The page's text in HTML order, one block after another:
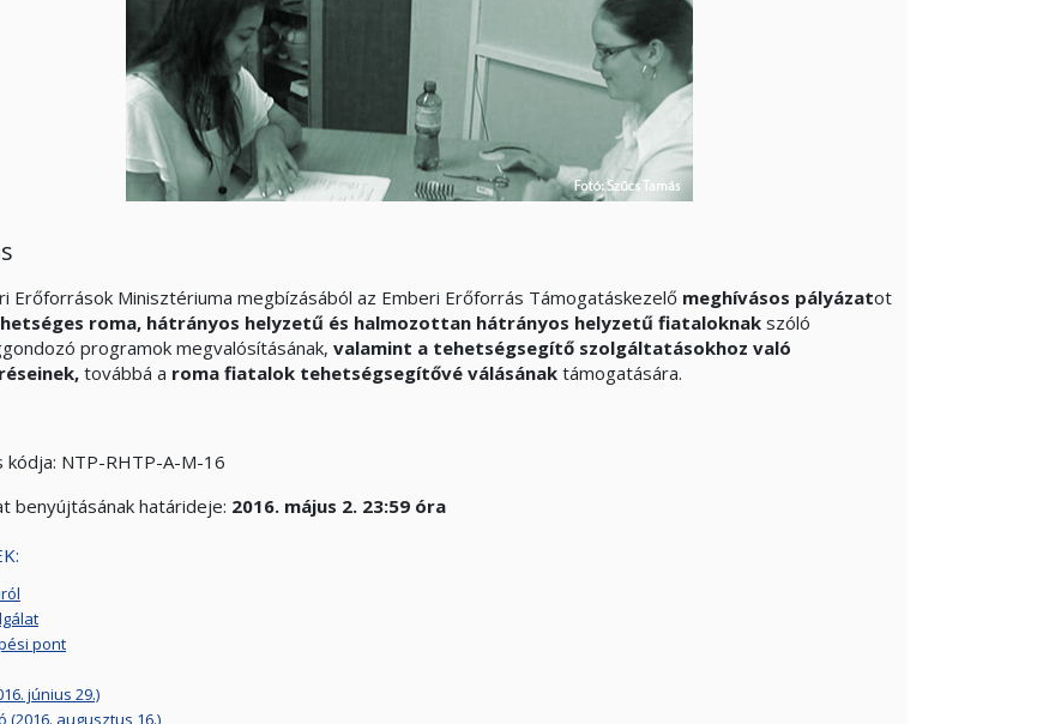
Erőforrások Minisztériuma megbízásából az Emberi Erőforrás Támogatáskezelő meghívásos pályázatot
roma, hátrányos helyzetű és halmozottan hátrányos helyzetű fiataloknak szóló
programok megvalósításának, valamint a tehetségsegítő szolgáltatásokhoz való
továbbá a roma fiatalok tehetségsegítővé válásának támogatására.
kódja: NTP-RHTP-A-M-16
benyújtásának határideje: 2016. május 2. 23:59 óra
pont
június 29.)
(2016. augusztus 16.)